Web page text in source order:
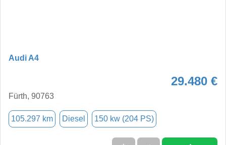
Audi A4
29.480 €
Fürth, 90763
105.297 km Diesel 150 kw (204 PS)